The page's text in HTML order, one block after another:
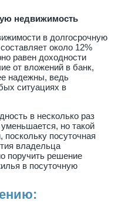
недвижимость
в долгосрочную
около 12%
равен доходности
от вложений в банк,
надежны, ведь
ситуациях в
в несколько раз
уменьшается, но такой
посуточная
владельца
поручить решение
в посуточную